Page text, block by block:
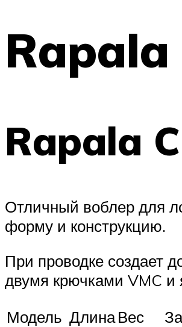
Rapala
Отличный воблер для
форму и конструкцию.
При проводке создает
двумя крючками VMC
Модель ДлинаВес